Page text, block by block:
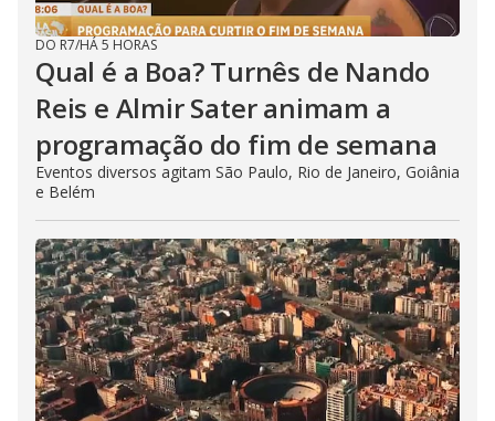
DO R7/HÁ 5 HORAS
Qual é a Boa? Turnês de Nando
Reis e Almir Sater animam a
programação do fim de semana
Eventos diversos agitam São Paulo, Rio de Janeiro, Goiânia
e Belém